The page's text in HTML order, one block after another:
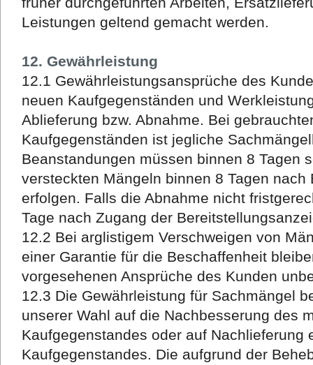
Leistungen geltend gemacht werden.
12. Gewährleistung
12.1 Gewährleistungsansprüche des
neuen Kaufgegenständen und
Ablieferung bzw. Abnahme. Bei
Kaufgegenständen ist jegliche
Beanstandungen müssen binnen 8 Tagen
versteckten Mängeln binnen 8 Tagen
erfolgen. Falls die Abnahme nicht
Tage nach Zugang der
12.2 Bei arglistigem Verschweigen von
einer Garantie für die Beschaffenheit
vorgesehenen Ansprüche des Kunden
12.3 Die Gewährleistung für Sachmängel
unserer Wahl auf die Nachbesserung des
Kaufgegenstandes oder auf Nachlieferung
Kaufgegenstandes. Die aufgrund der